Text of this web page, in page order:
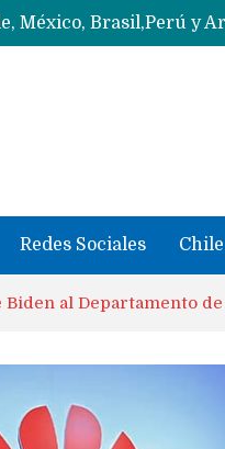
Redes Sociales Chile
al Departamento